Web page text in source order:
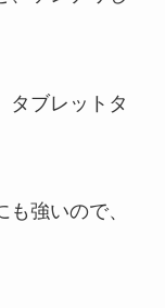
タブレットタ
強いので、